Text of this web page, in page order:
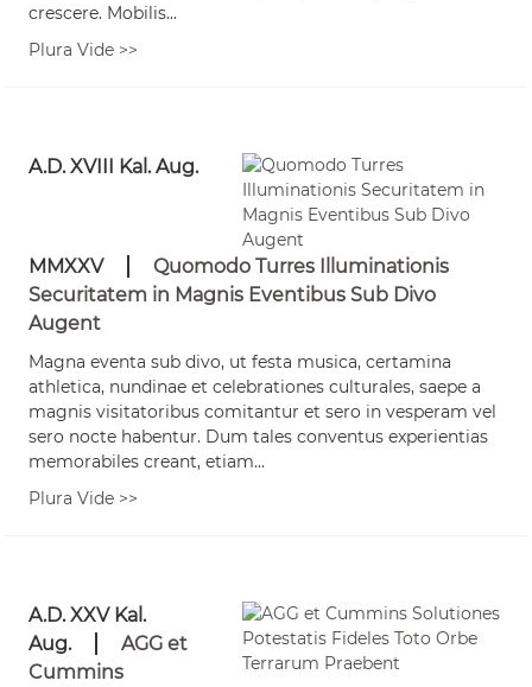
crescere. Mobilis...
Plura Vide >>
A.D. XVIII Kal. Aug.
MMXXV
Quomodo Turres Illuminationis
Securitatem in Magnis Eventibus Sub Divo
Augent
Magna eventa sub divo, ut festa musica, certamina
athletica, nundinae et celebrationes culturales, saepe a
magnis visitatoribus comitantur et sero in vesperam vel
sero nocte habentur. Dum tales conventus experientias
memorabiles creant, etiam...
Plura Vide >>
A.D. XXV Kal.
Aug.
AGG et
Cummins